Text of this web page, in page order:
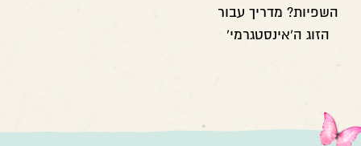
השפיות? מדריך עבור
הזוג ה'אינסטגרמי'